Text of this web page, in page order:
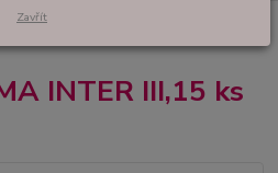
INTER III,15 ks
Zavřít